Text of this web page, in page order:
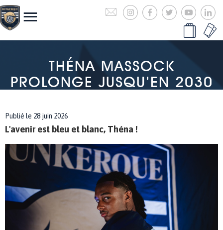
THÉNA MASSOCK
PROLONGE JUSQU’EN 2030
Publié le 28 juin 2026
L'avenir est bleu et blanc, Théna !